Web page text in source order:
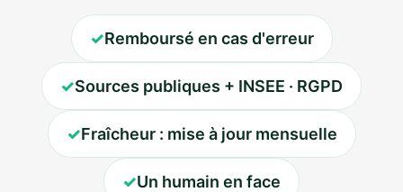
✓Remboursé en cas d'erreur
✓Sources publiques + INSEE · RGPD
✓Fraîcheur : mise à jour mensuelle
✓Un humain en face